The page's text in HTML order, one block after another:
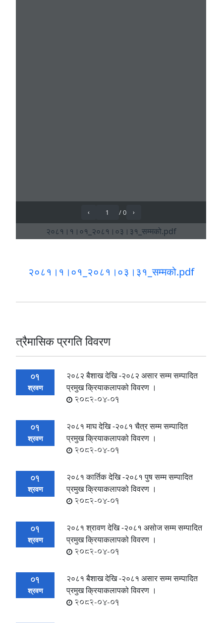
२०८१।१।०१_२०८१।०३।३१_सम्मको.pdf
त्रैमासिक प्रगति विवरण
01
श्रवण
२०८२ बैशाख देखि -२०८२ असार सम्म सम्पादित
प्रमुख क्रियाकलापको विवरण ।
2082-04-01
01
श्रवण
२०८१ माघ देखि -२०८१ चैत्र सम्म सम्पादित
प्रमुख क्रियाकलापको विवरण ।
2082-04-01
01
श्रवण
२०८१ कार्तिक देखि -२०८१ पुष सम्म सम्पादित
प्रमुख क्रियाकलापको विवरण ।
2082-04-01
01
श्रवण
२०८१ श्रावण देखि -२०८१ असोज सम्म सम्पादित
प्रमुख क्रियाकलापको विवरण ।
2082-04-01
01
श्रवण
२०८१ बैशाख देखि -२०८१ असार सम्म सम्पादित
प्रमुख क्रियाकलापको विवरण ।
2082-04-01